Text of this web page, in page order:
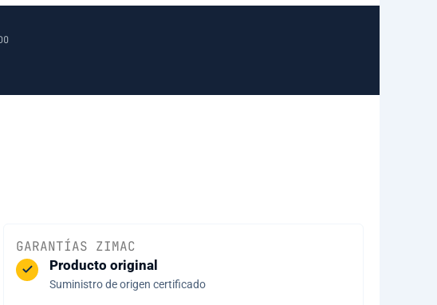
GARANTÍAS ZIMAC
Producto original
Suministro de origen certificado